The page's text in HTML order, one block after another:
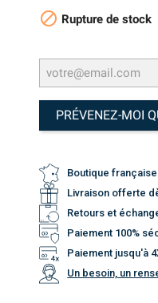
 Rupture de stock
PRÉVENEZ-MOI
Boutique française
Livraison offerte
Retours et
Paiement 100%
Paiement jusqu'à
Un besoin, un